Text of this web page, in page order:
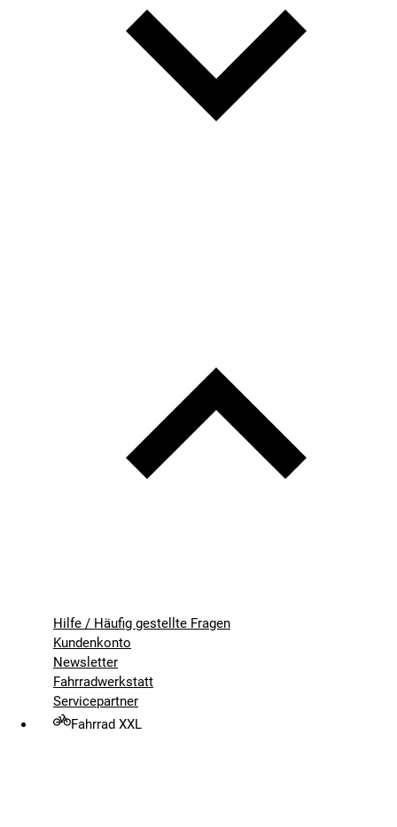
Hilfe / Häufig gestellte Fragen
Kundenkonto
Newsletter
Fahrradwerkstatt
Servicepartner
Fahrrad XXL